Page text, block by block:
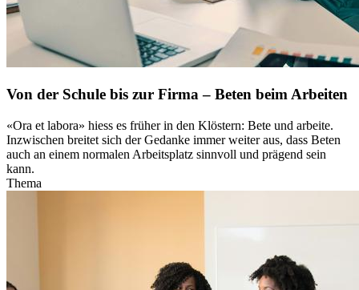
Von der Schule bis zur Firma – Beten beim Arbeiten
«Ora et labora» hiess es früher in den Klöstern: Bete und arbeite.
Inzwischen breitet sich der Gedanke immer weiter aus, dass Beten
auch an einem normalen Arbeitsplatz sinnvoll und prägend sein
kann.
Thema